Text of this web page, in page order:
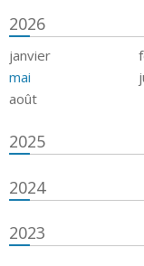
2026
janvier
mai
août
2025
2024
2023